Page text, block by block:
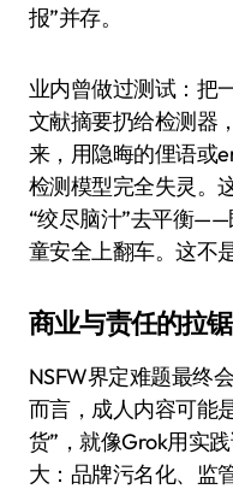
报”并存。
业内曾做过测试：把
文献摘要扔给检测器
来，用隐晦的俚语或
检测模型完全失灵。
“绞尽脑汁”去平衡
童安全上翻车。这不
商业与责任的拉锯
NSFW界定难题最终
而言，成人内容可能
货”，就像Grok用实
大：品牌污名化、监